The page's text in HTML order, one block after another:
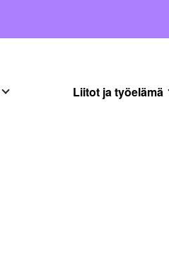
Liitot ja työelämä